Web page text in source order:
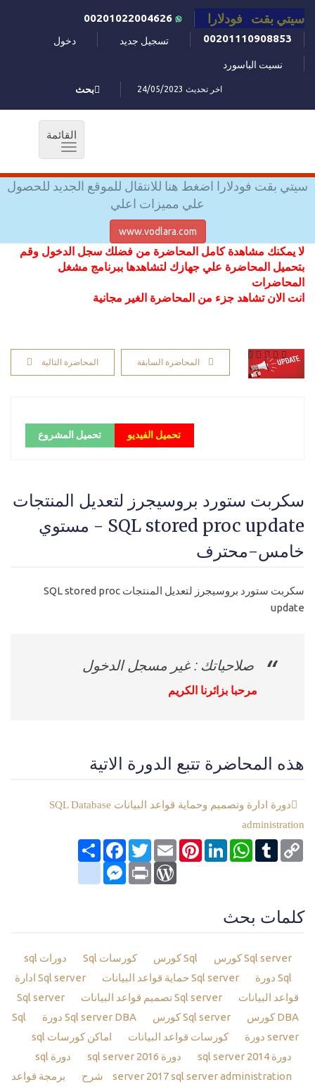
سيتي بقت فودلارا
00201110908853
تسجيل جديد دخول
نسيت الباسورد
اخر تحديث 24/05/2023 بحث
القائمة
Toggle
سيتي بقت فودلارا اضغط هنا للانتقال للموقع الجديد للحصول
علي مميزات اعلي
www.vodlara.com
لا يمكنك مشاهدة كامل المحاضرة من فضلك سجل الدخول وقم
بتحميل المحاضرة علي جهازك لتشاهدها ببرنامج مشغل
المحاضرات
انت الان تشاهد جزء من المحاضرة الغير مجانية
المحاضرة السابقة المحاضرة التالية
تحميل المشروع تحميل الفيديو
سكربت ستورد بروسيجرز لتعديل المنتجات
SQL stored proc update - مستوي
خامس-محترف
سكربت ستورد بروسيجرز لتعديل المنتجات SQL stored proc
update
صلاحياتك : غير مسجل الدخول
مرحبا بزائرنا الكريم
هذه المحاضرة تتبع الدورة الاتية
دورة ادارة وتصميم وحماية قواعد البيانات SQL Database
administration
انشر
FacebookTwitterEmail
PinterestLinkedIn
WhatsAppTumblr Copy
Link
google_bookmarksMessenger Print
WordPress
كلمات بحث
Sql server كورس كورسات Sql
دورات sql
Sql دورة
Sql server حماية قواعد البيانات
Sql server ادارة
قواعد البيانات
Sql server تصميم قواعد البيانات
Sql server
DBA كورس
Sql server كورس Sql server DBA دورة
Sql
server دورة
كورسات قواعد البيانات
اماكن كورسات sql
دورة sql server 2014
دورة sql server 2016
دورة sql
server 2017sql server administration شرح
برمجة قواعد